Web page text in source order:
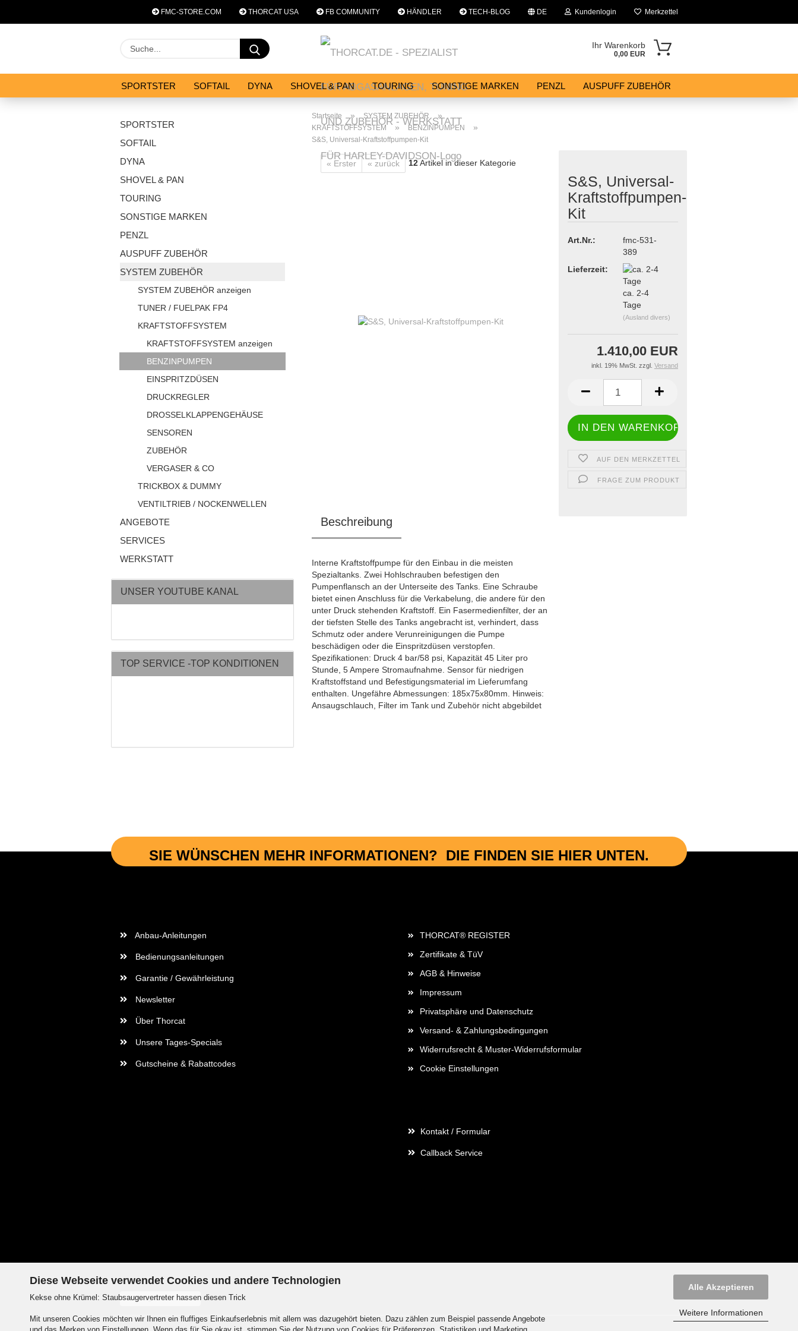
Diese Webseite verwendet Cookies und andere Technologien
Kekse ohne Krümel: Staubsaugervertreter hassen diesen Trick
Mit unseren Cookies möchten wir Ihnen ein fluffiges Einkaufserlebnis mit allem was dazugehört bieten. Dazu zählen zum Beispiel passende Angebote
Alle Akzeptieren
Weitere Informationen
FMC-STORE.COM THORCAT USA FB COMMUNITY HÄNDLER TECH-BLOG DE Kundenlogin Merkzettel
Suche... Ihr Warenkorb
0,00 EUR
SPORTSTER SOFTAIL DYNA SHOVEL & PAN TOURING SONSTIGE MARKEN PENZL AUSPUFF ZUBEHÖR
Startseite » SYSTEM ZUBEHÖR »
KRAFTSTOFFSYSTEM » BENZINPUMPEN »
S&S, Universal-Kraftstoffpumpen-Kit
« Erster « zurück 12Artikel in dieser Kategorie
S&S, Universal-
Kraftstoffpumpen-
Kit
Art.Nr.:
fmc-531-
389
Lieferzeit:
ca. 2-4
Tage
(Ausland divers)
1.410,00 EUR
inkl. 19% MwSt. zzgl. Versand
AUF DEN MERKZETTEL
FRAGE ZUM PRODUKT
Beschreibung
Interne Kraftstoffpumpe für den Einbau in die meisten
Spezialtanks. Zwei Hohlschrauben befestigen den
Pumpenflansch an der Unterseite des Tanks. Eine Schraube
bietet einen Anschluss für die Verkabelung, die andere für den
unter Druck stehenden Kraftstoff. Ein Fasermedienfilter, der an
der tiefsten Stelle des Tanks angebracht ist, verhindert, dass
Schmutz oder andere Verunreinigungen die Pumpe
beschädigen oder die Einspritzdüsen verstopfen.
Spezifikationen: Druck 4 bar/58 psi, Kapazität 45 Liter pro
Stunde, 5 Ampere Stromaufnahme. Sensor für niedrigen
Kraftstoffstand und Befestigungsmaterial im Lieferumfang
enthalten. Ungefähre Abmessungen: 185x75x80mm. Hinweis:
Ansaugschlauch, Filter im Tank und Zubehör nicht abgebildet
SPORTSTER
SOFTAIL
DYNA
SHOVEL & PAN
TOURING
SONSTIGE MARKEN
PENZL
AUSPUFF ZUBEHÖR
SYSTEM ZUBEHÖR
SYSTEM ZUBEHÖR anzeigen
TUNER / FUELPAK FP4
KRAFTSTOFFSYSTEM
KRAFTSTOFFSYSTEM anzeigen
BENZINPUMPEN
EINSPRITZDÜSEN
DRUCKREGLER
DROSSELKLAPPENGEHÄUSE
SENSOREN
ZUBEHÖR
VERGASER & CO
TRICKBOX & DUMMY
VENTILTRIEB / NOCKENWELLEN
ANGEBOTE
SERVICES
WERKSTATT
UNSER YOUTUBE KANAL
TOP SERVICE -TOP KONDITIONEN
SIE WÜNSCHEN MEHR INFORMATIONEN? DIE FINDEN SIE HIER UNTEN.
Anbau-Anleitungen
Bedienungsanleitungen
Garantie / Gewährleistung
Newsletter
Über Thorcat
Unsere Tages-Specials
Gutscheine & Rabattcodes
THORCAT® REGISTER
Zertifikate & TüV
AGB & Hinweise
Impressum
Privatsphäre und Datenschutz
Versand- & Zahlungsbedingungen
Widerrufsrecht & Muster-Widerrufsformular
Cookie Einstellungen
Kontakt / Formular
Callback Service
Vertrag widerrufen